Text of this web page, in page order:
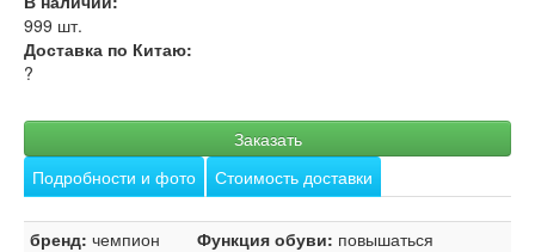
999 шт.
Доставка по Китаю:
?
Заказать
Подробности и фото
Стоимость доставки
бренд: чемпион Функция обуви: повышаться